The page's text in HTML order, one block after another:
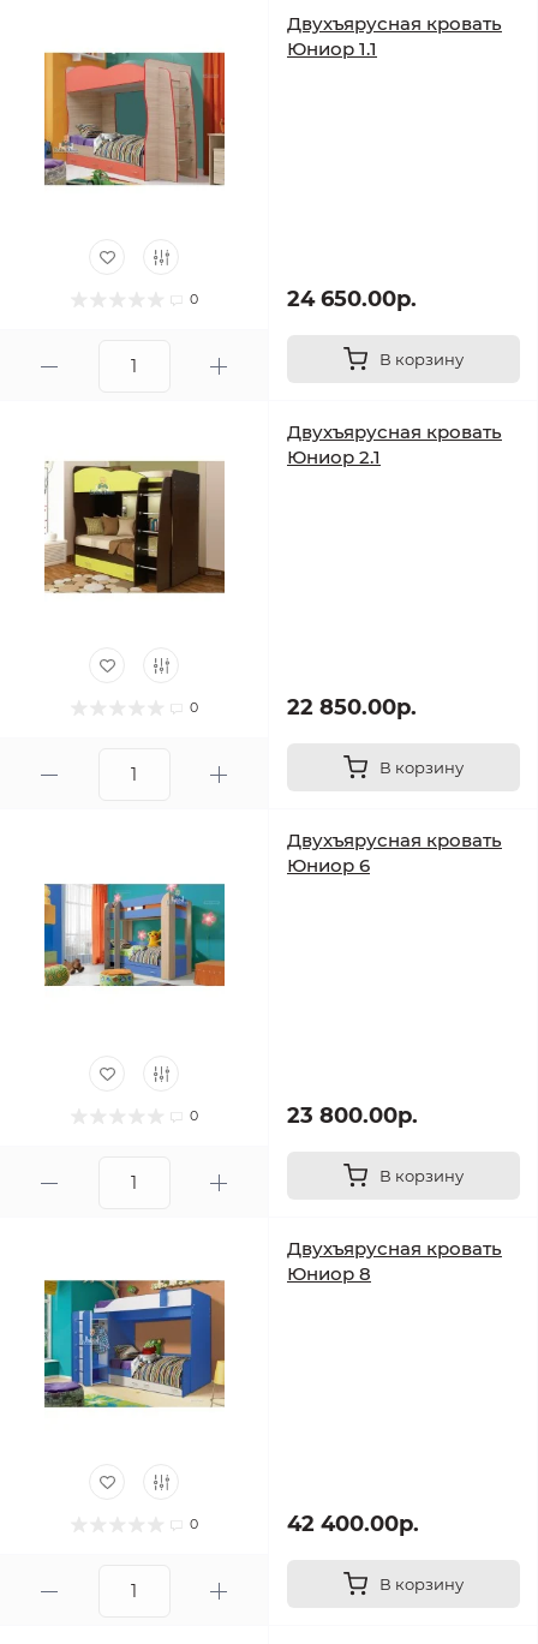
0
Двухъярусная кровать
Юниор 1.1
24 650.00р.
В корзину
0
Двухъярусная кровать
Юниор 2.1
22 850.00р.
В корзину
0
Двухъярусная кровать
Юниор 6
23 800.00р.
В корзину
0
Двухъярусная кровать
Юниор 8
42 400.00р.
В корзину